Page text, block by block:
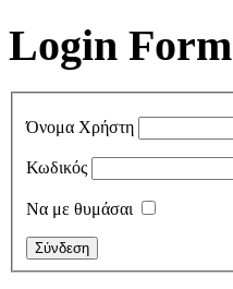
Login Form
Όνομα Χρήστη
Κωδικός
Να με θυμάσαι